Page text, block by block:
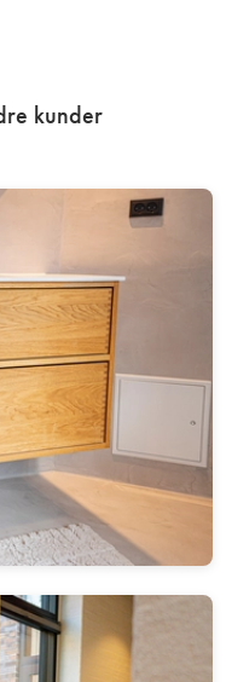
kunder